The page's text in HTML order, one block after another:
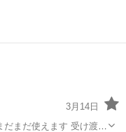
3月14日
えます 受け渡し